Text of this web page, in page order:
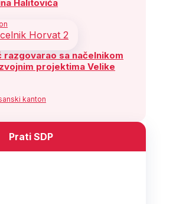
Halitovića
razgovarao sa načelnikom
projektima Velike
kanton
Prati SDP